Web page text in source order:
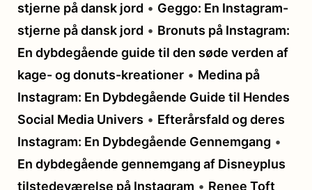
stjerne på dansk jord • Geggo: En Instagram-
stjerne på dansk jord • Bronuts på Instagram:
En dybdegående guide til den søde verden af ​​
kage- og donuts-kreationer • Medina på
Instagram: En Dybdegående Guide til Hendes
Social Media Univers • Efterårsfald og deres
Instagram: En Dybdegående Gennemgang •
En dybdegående gennemgang af Disneyplus
tilstedeværelse på Instagram • Renee Toft